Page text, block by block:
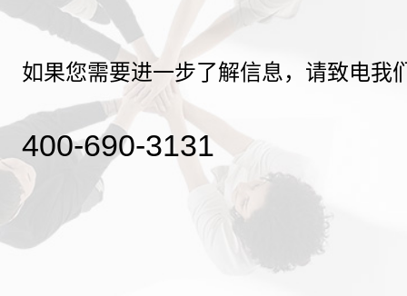
如果您需要进一步了解信息，请致电我
400-690-3131